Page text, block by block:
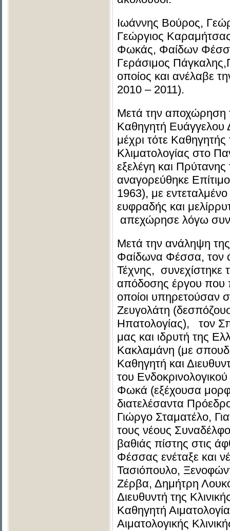
Ιωάννης Βούρος,
Γεώργιος
Φωκάς, Φαίδων
Γεράσιμος
οποίος και ανέλαβε
2010 – 2011).
Μετά την αποχώρηση
Καθηγητή Ευάγγελου
μέχρι τότε
Κλιματολογίας στο
εξελέγη και
αναγορεύθηκε
1963), με
ευφραδής και
απεχώρησε λόγω
Μετά την ανάληψη
Φαίδωνα Φέσσα, τον
Τέχνης, συνεχίστηκε
απόδοσης έργου που
οποίοι υπηρετούσαν
Ζευγολάτη
Ηπατολογίας), τον
μας και ιδρυτή της
Κακλαμάνη (με
Καθηγητή και
του
Φωκά (εξέχουσα
διατελέσαντα
Γιώργο Σταματέλο,
τους νέους
βαθιάς πίστης στις
Φέσσας ενέταξε και
Τασιόπουλο,
Ζέρβα, Δημήτρη
Διευθυντή της
Καθηγητή
Αιματολογικής